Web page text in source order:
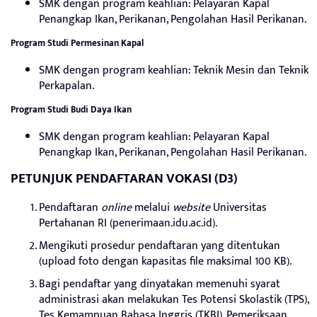
SMK dengan program keahlian: Pelayaran Kapal
Penangkap Ikan, Perikanan, Pengolahan Hasil Perikanan.
Program Studi Permesinan Kapal
SMK dengan program keahlian: Teknik Mesin dan Teknik
Perkapalan.
Program Studi Budi Daya Ikan
SMK dengan program keahlian: Pelayaran Kapal
Penangkap Ikan, Perikanan, Pengolahan Hasil Perikanan.
PETUNJUK PENDAFTARAN VOKASI (D3)
Pendaftaran onlinemelalui websiteUniversitas
Pertahanan RI (penerimaan.idu.ac.id).
Mengikuti prosedur pendaftaran yang ditentukan
(upload foto dengan kapasitas file maksimal 100 KB).
Bagi pendaftar yang dinyatakan memenuhi syarat
administrasi akan melakukan Tes Potensi Skolastik (TPS),